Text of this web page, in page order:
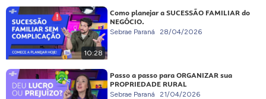
10:28
Como planejar a SUCESSÃO FAMILIAR do
NEGÓCIO.
Sebrae Paraná 28/04/2026
Passo a passo para ORGANIZAR sua
PROPRIEDADE RURAL
Sebrae Paraná 21/04/2026